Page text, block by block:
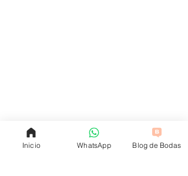
Inicio WhatsApp Blog de Bodas